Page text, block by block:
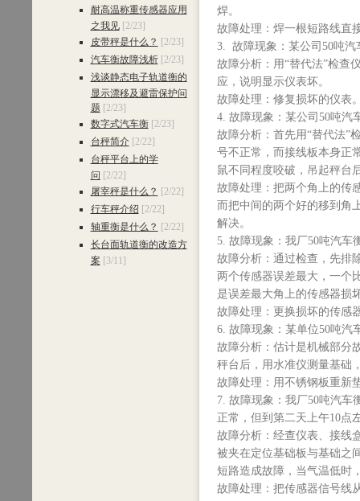
耐高温称重传感器应用
之我见 [2/23]
皮带秤是什么？ [2/23]
汽车衡故障浅析 [2/23]
浅谈静态电子轨道衡的
显示漂移及避雷保护问
题 [2/23]
数字式汽车衡 [2/23]
台秤简介 [2/22]
台秤平台上的学
问 [2/22]
屠宰秤是什么？ [2/22]
行车秤介绍 [2/22]
轴重衡是什么？ [2/22]
长台面轨道衡的改造方
案 [3/11]
焊。
故障处理：焊一根短路线直
3. 故障现象：某公司50吨
故障分析：用“替代法”检查
应，说明显示仪表坏。
故障处理：修复损坏的仪表
4. 故障现象：某公司50吨汽
故障分析：首先用“替代法”
号不正常，而接线板本身正
鼠不同程度咬破，吊起秤台
故障处理：把两个角上的传
而把中间的两个好的移到角
解决。
5. 故障现象：我厂50吨汽车
故障分析：通过检查，先排
两个传感器误差最大，一个
是误差最大角上的传感器损
故障处理：更换损坏的传感
6. 故障现象：某单位50吨汽
故障分析：估计是机械部分
秤台后，用水准仪测量基础
故障处理：用不锈钢板重新
7. 故障现象：我厂50吨汽车
正常，但到第二天上午10点
故障分析：经查仪表、接线
被夹在定位基础板与基础之
短路造成故障，当气温低时
故障处理：把传感器信号线